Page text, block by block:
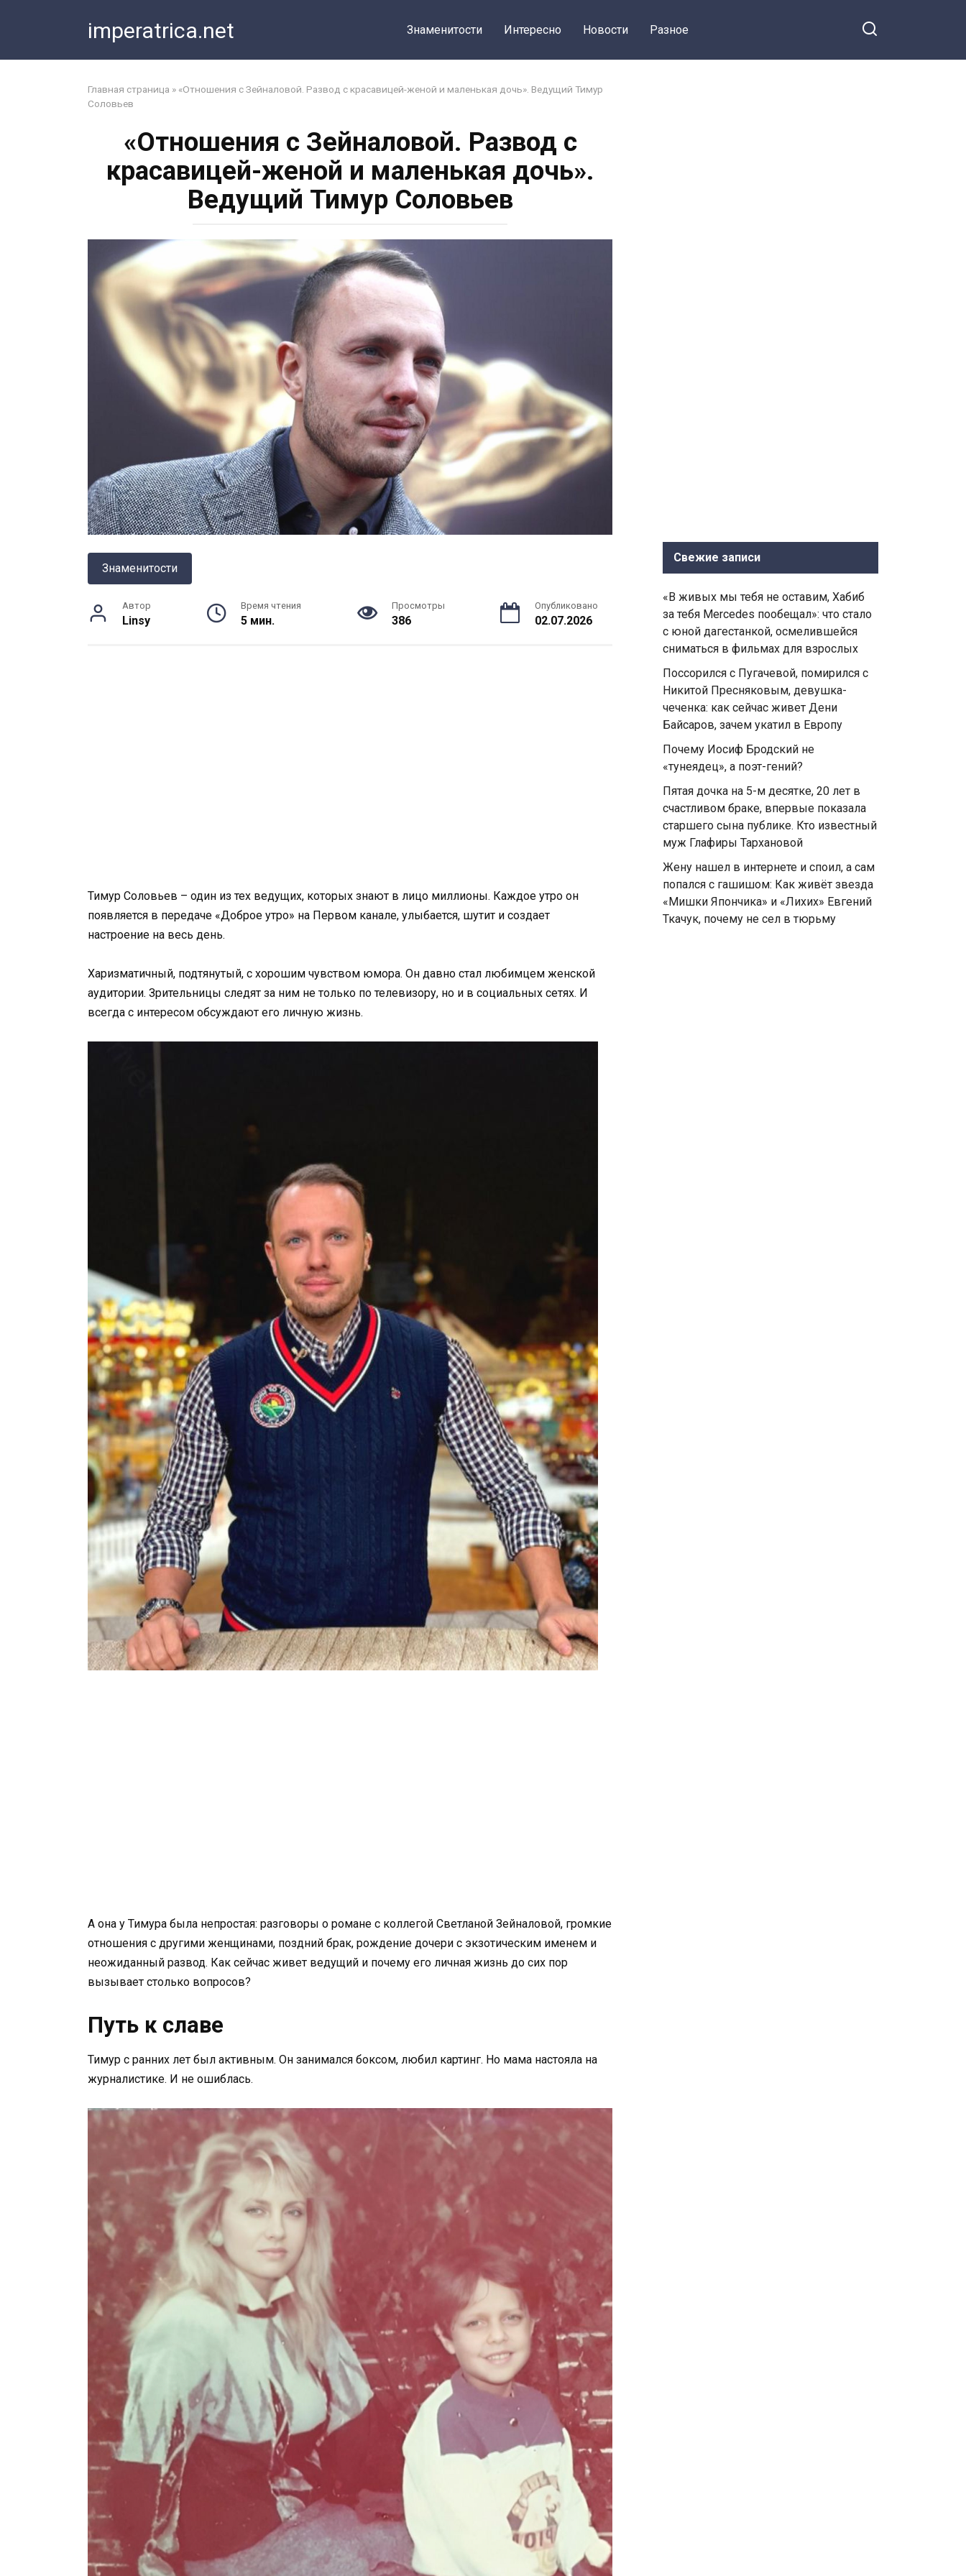
imperatrica.net Знаменитости Интересно Новости Разное
Главная страница » «Отношения с Зейналовой. Развод с красавицей-женой и маленькая дочь». Ведущий Тимур
Соловьев
«Отношения с Зейналовой. Развод с
красавицей-женой и маленькая дочь».
Ведущий Тимур Соловьев
Знаменитости
Автор
Linsy
Время чтения
5 мин.
Просмотры
386
Опубликовано
02.07.2026
Тимур Соловьев – один из тех ведущих, которых знают в лицо миллионы. Каждое утро он
появляется в передаче «Доброе утро» на Первом канале, улыбается, шутит и создает
настроение на весь день.
Харизматичный, подтянутый, с хорошим чувством юмора. Он давно стал любимцем женской
аудитории. Зрительницы следят за ним не только по телевизору, но и в социальных сетях. И
всегда с интересом обсуждают его личную жизнь.
А она у Тимура была непростая: разговоры о романе с коллегой Светланой Зейналовой, громкие
отношения с другими женщинами, поздний брак, рождение дочери с экзотическим именем и
неожиданный развод. Как сейчас живет ведущий и почему его личная жизнь до сих пор
вызывает столько вопросов?
Путь к славе
Тимур с ранних лет был активным. Он занимался боксом, любил картинг. Но мама настояла на
журналистике. И не ошиблась.
Свежие записи
«В живых мы тебя не оставим, Хабиб
за тебя Mercedes пообещал»: что стало
с юной дагестанкой, осмелившейся
сниматься в фильмах для взрослых
Поссорился с Пугачевой, помирился с
Никитой Пресняковым, девушка-
чеченка: как сейчас живет Дени
Байсаров, зачем укатил в Европу
Почему Иосиф Бродский не
«тунеядец», а поэт-гений?
Пятая дочка на 5-м десятке, 20 лет в
счастливом браке, впервые показала
старшего сына публике. Кто известный
муж Глафиры Тархановой
Жену нашел в интернете и споил, а сам
попался с гaшишoм: Как живёт звезда
«Мишки Япончика» и «Лихих» Евгений
Ткачук, почему не сел в тюрьму